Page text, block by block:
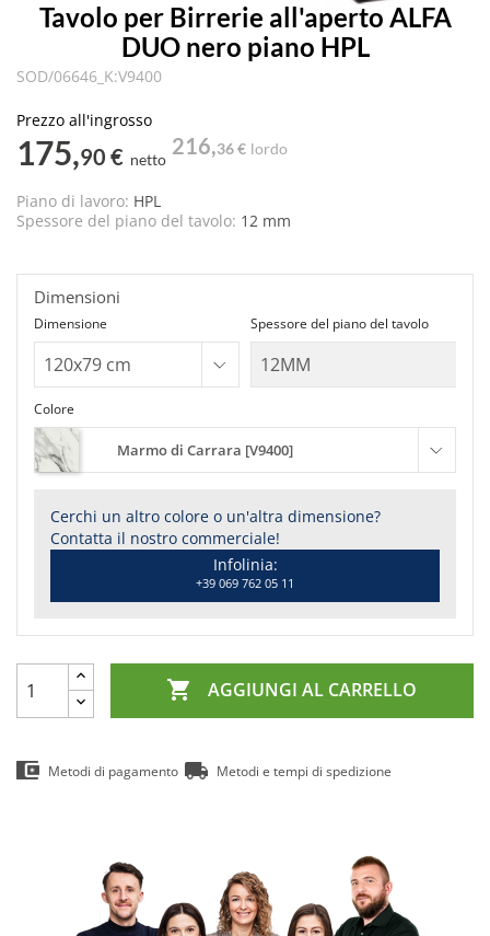
Tavolo per Birrerie all'aperto ALFA
DUO nero piano HPL
SOD/06646_K:V9400
Prezzo all'ingrosso
175,90 € netto
216,36 € lordo
Piano di lavoro: HPL
Spessore del piano del tavolo: 12 mm
Colore
Marmo di Carrara [V9400]
Cerchi un altro colore o un'altra dimensione?
Contatta il nostro commerciale!
Infolinia:
+39 069 762 05 11
Dimensione Spessore del piano del tavolo
Dimensioni
 AGGIUNGI AL CARRELLO
Metodi di pagamento Metodi e tempi di spedizione